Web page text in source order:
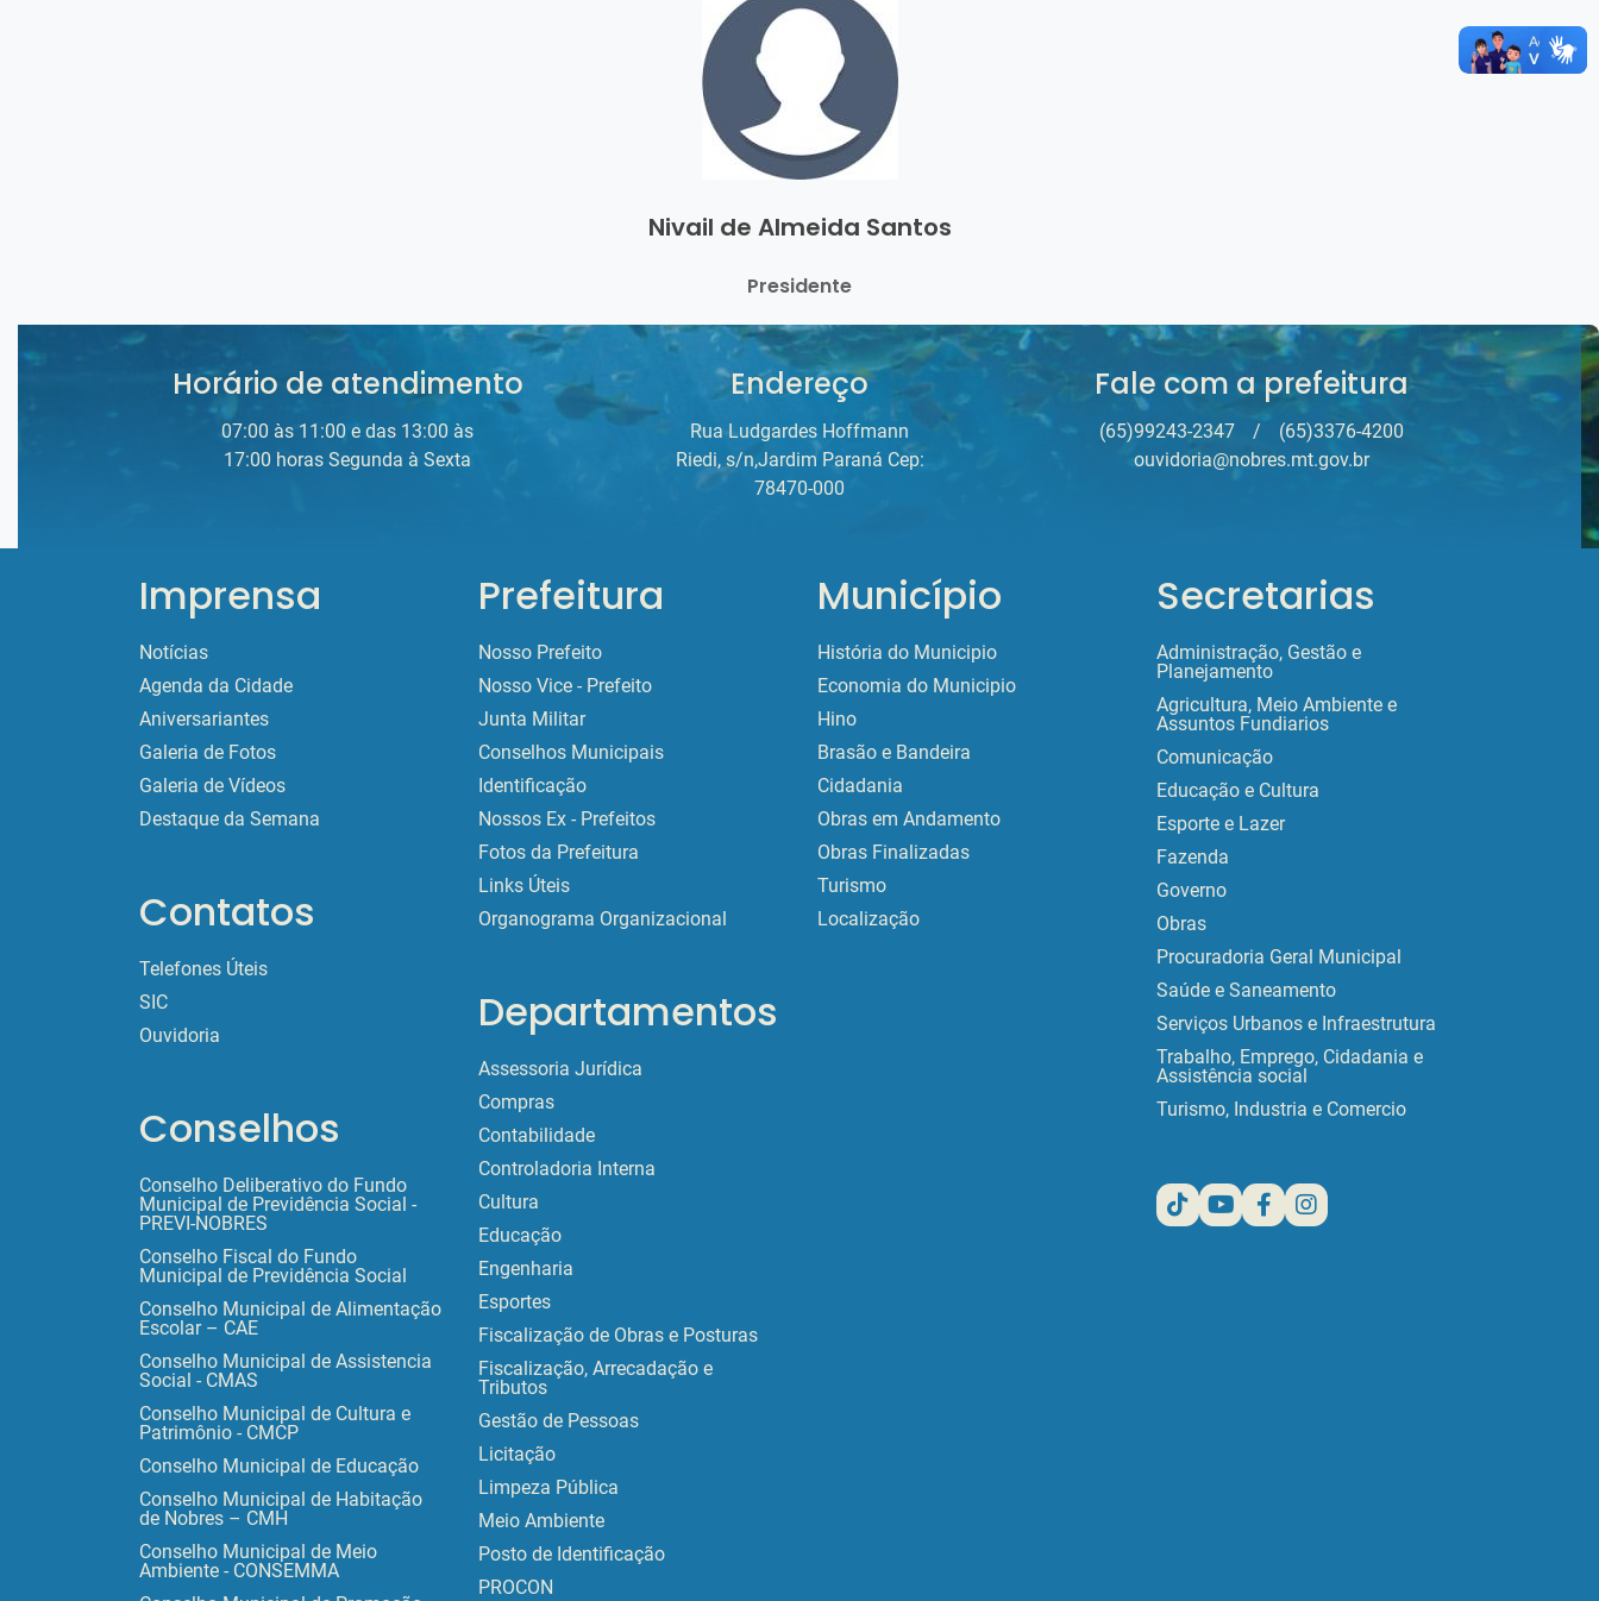
Nivail de Almeida Santos
Presidente
Horário de atendimento
07:00 às 11:00 e das 13:00 às
17:00 horas Segunda à Sexta
Endereço
Rua Ludgardes Hoffmann
Riedi, s/n,Jardim Paraná Cep:
78470-000
Fale com a prefeitura
(65)99243-2347 /
(65)3376-4200
ouvidoria@nobres.mt.gov.br
Imprensa
Notícias
Agenda da Cidade
Aniversariantes
Galeria de Fotos
Galeria de Vídeos
Destaque da Semana
Contatos
Telefones Úteis
SIC
Ouvidoria
Conselhos
Conselho Deliberativo do Fundo
Municipal de Previdência Social -
PREVI-NOBRES
Conselho Fiscal do Fundo
Municipal de Previdência Social
Conselho Municipal de Alimentação
Escolar – CAE
Conselho Municipal de Assistencia
Social - CMAS
Conselho Municipal de Cultura e
Patrimônio - CMCP
Conselho Municipal de Educação
Conselho Municipal de Habitação
de Nobres – CMH
Conselho Municipal de Meio
Ambiente - CONSEMMA
Prefeitura
Nosso Prefeito
Nosso Vice - Prefeito
Junta Militar
Conselhos Municipais
Identificação
Nossos Ex - Prefeitos
Fotos da Prefeitura
Links Úteis
Organograma Organizacional
Departamentos
Assessoria Jurídica
Compras
Contabilidade
Controladoria Interna
Cultura
Educação
Engenharia
Esportes
Fiscalização de Obras e Posturas
Fiscalização, Arrecadação e
Tributos
Gestão de Pessoas
Licitação
Limpeza Pública
Meio Ambiente
Posto de Identificação
PROCON
Município
História do Municipio
Economia do Municipio
Hino
Brasão e Bandeira
Cidadania
Obras em Andamento
Obras Finalizadas
Turismo
Localização
Secretarias
Administração, Gestão e
Planejamento
Agricultura, Meio Ambiente e
Assuntos Fundiarios
Comunicação
Educação e Cultura
Esporte e Lazer
Fazenda
Governo
Obras
Procuradoria Geral Municipal
Saúde e Saneamento
Serviços Urbanos e Infraestrutura
Trabalho, Emprego, Cidadania e
Assistência social
Turismo, Industria e Comercio